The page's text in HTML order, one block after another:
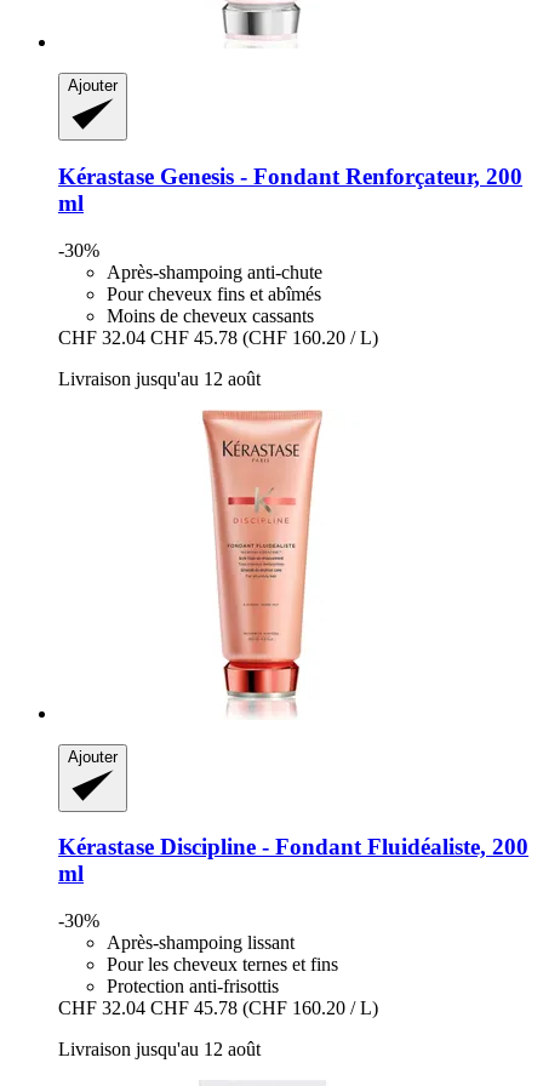
Ajouter
Kérastase Genesis -​ Fondant Renforçateur, 200
ml
-30%
Après-shampoing anti-chute
Pour cheveux fins et abîmés
Moins de cheveux cassants
CHF 32.04 CHF 45.78 (CHF 160.20 / L)
Livraison jusqu'au 12 août
Ajouter
Kérastase Discipline -​ Fondant Fluidéaliste, 200
ml
-30%
Après-shampoing lissant
Pour les cheveux ternes et fins
Protection anti-frisottis
CHF 32.04 CHF 45.78 (CHF 160.20 / L)
Livraison jusqu'au 12 août